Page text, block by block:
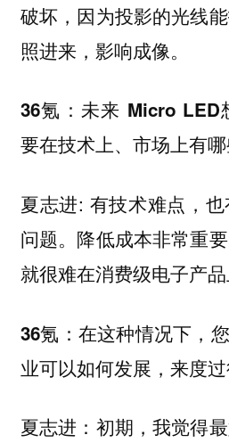
破坏，因为投影的光线
照进来，影响成像。
36氪：未来 Micro LED
要在技术上、市场上有
夏志进: 有技术难点，
问题。降低成本非常重
就很难在消费级电子产品
36氪：在这种情况下，
业可以如何发展，来度
夏志进：初期，我觉得